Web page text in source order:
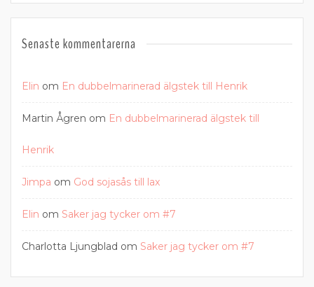
Senaste kommentarerna
Elin om En dubbelmarinerad älgstek till Henrik
Martin Ågren om En dubbelmarinerad älgstek till
Henrik
Jimpa om God sojasås till lax
Elin om Saker jag tycker om #7
Charlotta Ljungblad om Saker jag tycker om #7